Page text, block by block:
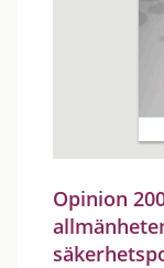
Opinion